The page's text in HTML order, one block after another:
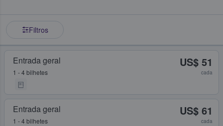
Filtros
Entrada geral
1 - 4 bilhetes
US$ 51
cada
Entrada geral
1 - 4 bilhetes
US$ 61
cada